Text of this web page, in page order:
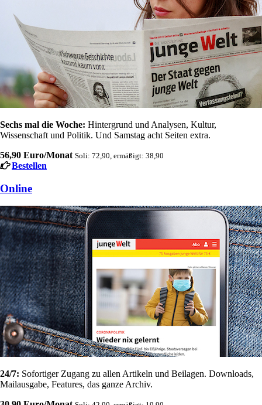
Sechs mal die Woche: Hintergrund und Analysen, Kultur,
Wissenschaft und Politik. Und Samstag acht Seiten extra.
56,90 Euro/Monat Soli: 72,90, ermäßigt: 38,90
Bestellen
Online
24/7: Sofortiger Zugang zu allen Artikeln und Beilagen. Downloads,
Mailausgabe, Features, das ganze Archiv.